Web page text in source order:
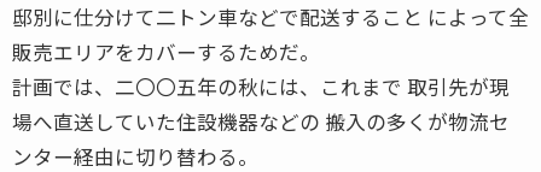
邸別に仕分けて二トン車などで配送すること によって全
販売エリアをカバーするためだ。
計画では、二〇〇五年の秋には、これまで 取引先が現
場へ直送していた住設機器などの 搬入の多くが物流セ
ンター経由に切り替わる。